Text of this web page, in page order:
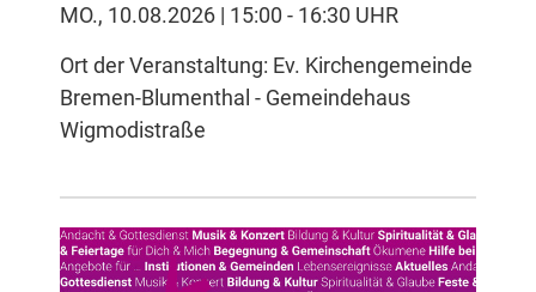
MO., 10.08.2026 | 15:00 - 16:30 UHR
Ort der Veranstaltung: Ev. Kirchengemeinde
Bremen-Blumenthal - Gemeindehaus
Wigmodistraße